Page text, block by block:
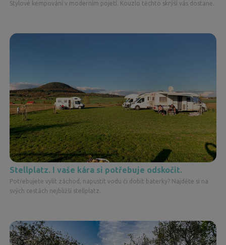
Stylové kempování v moderním pojetí. Kouzlo těchto skrýší vás dostane.
Stellplatz. I vaše kára si potřebuje odskočit.
Potřebujete vylít záchod, napustit vodu či dobít baterky? Najděte si na
svých cestách nejbližší stellplatz.